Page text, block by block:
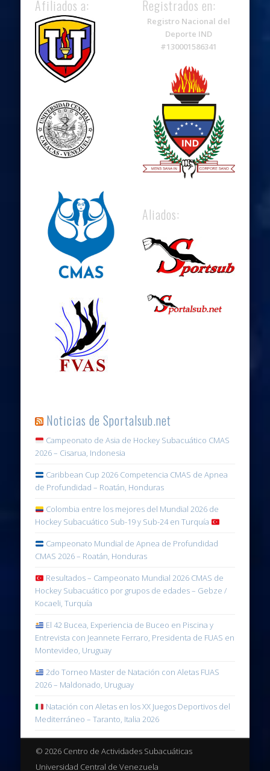
Afiliados a: Registrados en:
Registro Nacional del
Deporte IND
#130001586341
Aliados:
Noticias de Sportalsub.net
Campeonato de Asia de Hockey Subacuático CMAS
2026 – Cisarua, Indonesia
Caribbean Cup 2026 Competencia CMAS de Apnea
de Profundidad – Roatán, Honduras
Colombia entre los mejores del Mundial 2026 de
Hockey Subacuático Sub-19 y Sub-24 en Turquía
Campeonato Mundial de Apnea de Profundidad
CMAS 2026 – Roatán, Honduras
Resultados – Campeonato Mundial 2026 CMAS de
Hockey Subacuático por grupos de edades – Gebze /
Kocaeli, Turquía
El 42 Bucea, Experiencia de Buceo en Piscina y
Entrevista con Jeannete Ferraro, Presidenta de FUAS en
Montevideo, Uruguay
2do Torneo Master de Natación con Aletas FUAS
2026 – Maldonado, Uruguay
Natación con Aletas en los XX Juegos Deportivos del
Mediterráneo – Taranto, Italia 2026
© 2026 Centro de Actividades Subacuáticas
Universidad Central de Venezuela